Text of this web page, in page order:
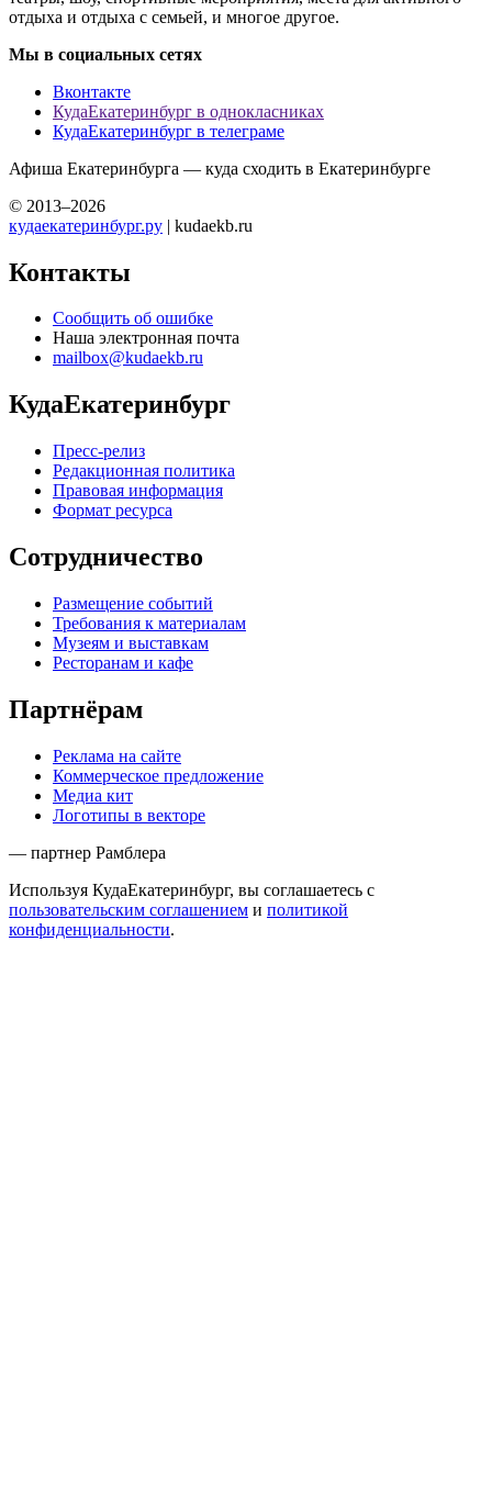
отдыха и отдыха с семьей, и многое другое.
Мы в социальных сетях
Вконтакте
КудаЕкатеринбург в однокласниках
КудаЕкатеринбург в телеграме
Афиша Екатеринбурга — куда сходить в Екатеринбурге
© 2013–2026
кудаекатеринбург.ру | kudaekb.ru
Контакты
Сообщить об ошибке
Наша электронная почта
mailbox@kudaekb.ru
КудаЕкатеринбург
Пресс-релиз
Редакционная политика
Правовая информация
Формат ресурса
Сотрудничество
Размещение событий
Требования к материалам
Музеям и выставкам
Ресторанам и кафе
Партнёрам
Реклама на сайте
Коммерческое предложение
Медиа кит
Логотипы в векторе
— партнер Рамблера
Используя КудаЕкатеринбург, вы соглашаетесь с
пользовательским соглашением и политикой
конфиденциальности.